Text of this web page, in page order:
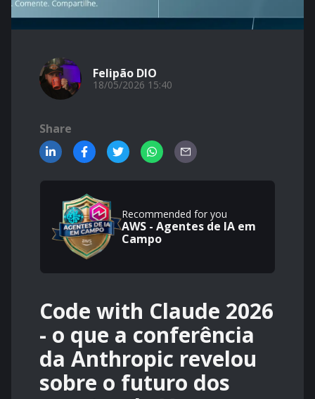
Felipão DIO
18/05/2026 15:40
Share
Recommended for you
AWS - Agentes de IA em
Campo
Code with Claude 2026
- o que a conferência
da Anthropic revelou
sobre o futuro dos